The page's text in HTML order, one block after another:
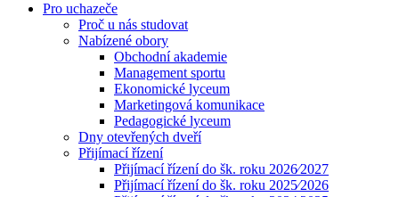
Pro uchazeče
Proč u nás studovat
Nabízené obory
Obchodní akademie
Management sportu
Ekonomické lyceum
Marketingová komunikace
Pedagogické lyceum
Dny otevřených dveří
Přijímací řízení
Přijímací řízení do šk. roku 2026⁄2027
Přijímací řízení do šk. roku 2025⁄2026